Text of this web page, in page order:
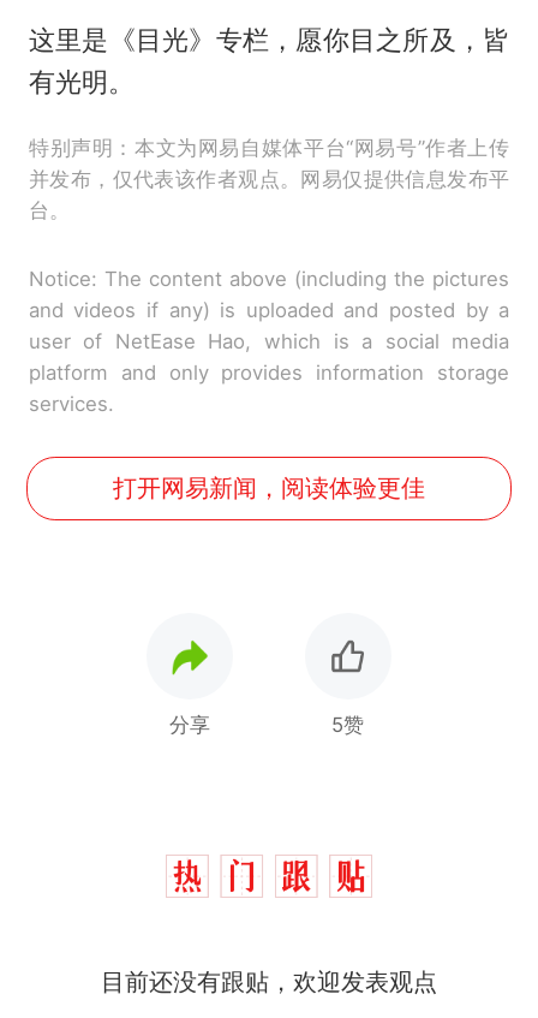
这里是《目光》专栏，愿你目之所及，皆
有光明。
特别声明：本文为网易自媒体平台“网易号”作者上传
并发布，仅代表该作者观点。网易仅提供信息发布平
台。
Notice: The content above (including the pictures
and videos if any) is uploaded and posted by a
user of NetEase Hao, which is a social media
platform and only provides information storage
services.
打开网易新闻，阅读体验更佳
分享 5赞
目前还没有跟贴，欢迎发表观点